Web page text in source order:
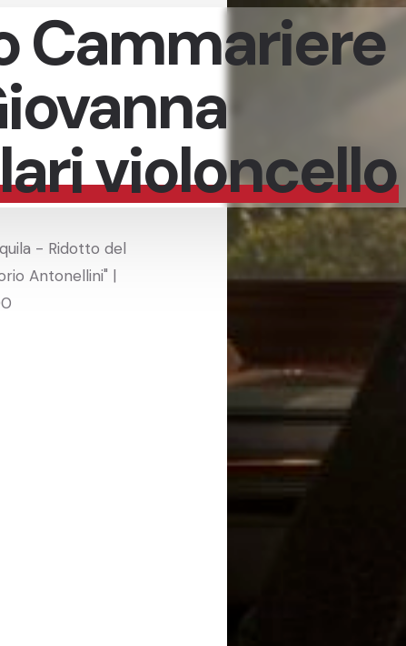
Cammariere
violoncello
- Ridotto del
Antonellini" |